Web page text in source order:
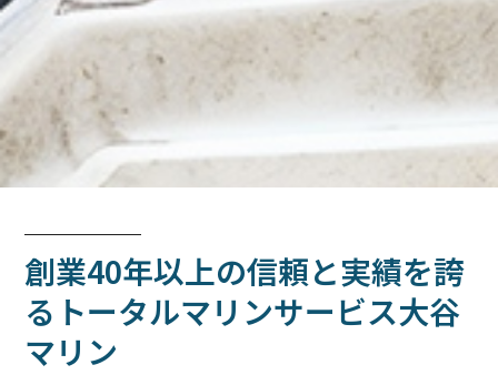
創業40年以上の信頼と実績を誇
るトータルマリンサービス大谷
マリン